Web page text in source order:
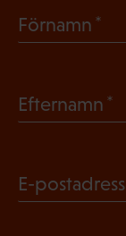
Förnamn
a
Efternamn
l
E-postadress